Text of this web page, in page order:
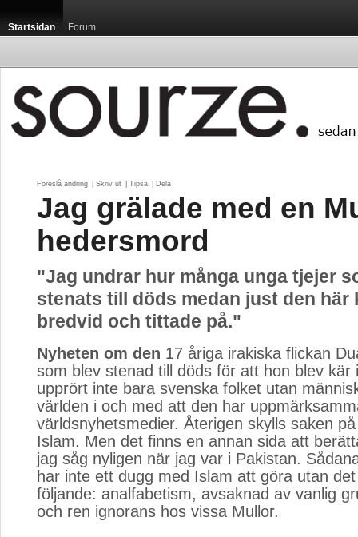
Startsidan Forum
Föreslå ändring Skriv ut Tipsa Dela
Jag grälade med en
hedersmord
"Jag undrar hur många unga tjejer
stenats till döds medan just den här
bredvid och tittade på."
Nyheten om den 17 åriga irakiska flickan
som blev stenad till döds för att hon blev kär
upprört inte bara svenska folket utan
världen i och med att den har
världsnyhetsmedier. Återigen skylls saken
Islam. Men det finns en annan sida att
jag såg nyligen när jag var i Pakistan.
har inte ett dugg med Islam att göra utan
följande: analfabetism, avsaknad av vanlig
och ren ignorans hos vissa Mullor.